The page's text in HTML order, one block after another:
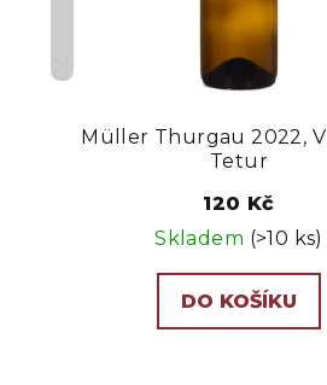
CZ
Müller Thurgau 2022,
Tetur
120 Kč
Skladem (>10 ks)
DO KOŠÍKU